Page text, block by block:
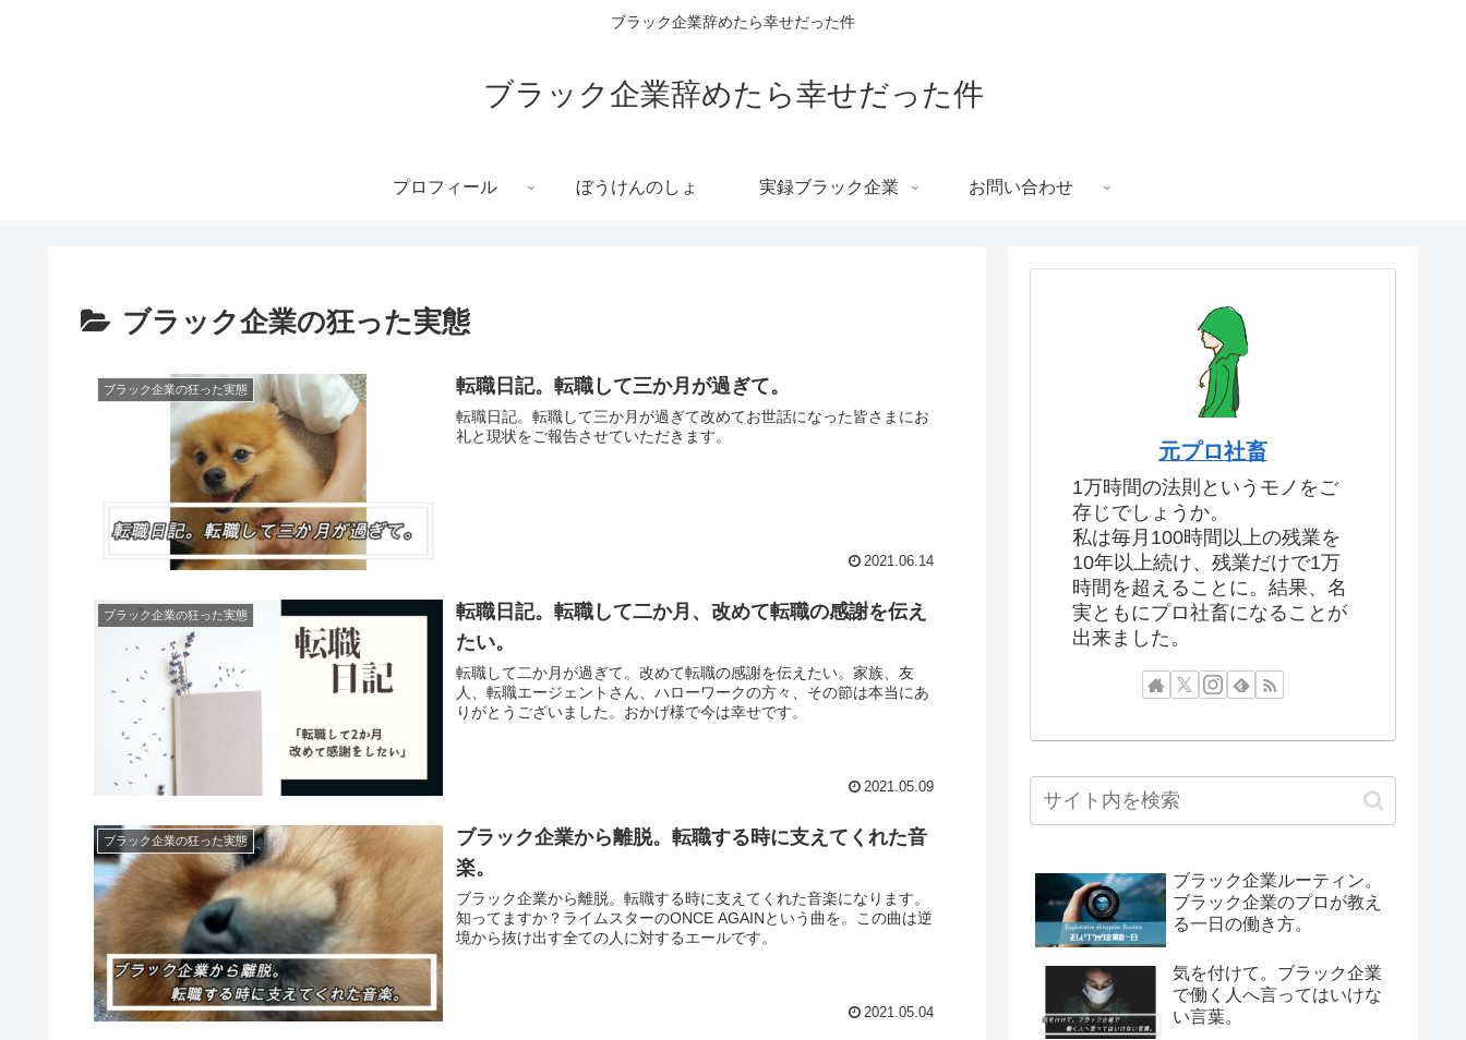
ブラック企業辞めたら幸せだった件
ブラック企業辞めたら幸せだった件
プロフィール ぼうけんのしょ 実録ブラック企業 お問い合わせ
ブラック企業の狂った実態
ブラック企業の狂った実態 転職日記。転職して三か月が過ぎて。
転職日記。転職して三か月が過ぎて改めてお世話になった皆さまにお
礼と現状をご報告させていただきます。
2021.06.14
ブラック企業の狂った実態
転職日記。転職して二か月、改めて転職の感謝を伝え
たい。
転職して二か月が過ぎて。改めて転職の感謝を伝えたい。家族、友
人、転職エージェントさん、ハローワークの方々、その節は本当にあ
りがとうございました。おかげ様で今は幸せです。
2021.05.09
ブラック企業の狂った実態
ブラック企業から離脱。転職する時に支えてくれた音
楽。
ブラック企業から離脱。転職する時に支えてくれた音楽になります。
知ってますか？ライムスターのONCE AGAINという曲を。この曲は逆
境から抜け出す全ての人に対するエールです。
2021.05.04
元プロ社畜
1万時間の法則というモノをご
存じでしょうか。
私は毎月100時間以上の残業を
10年以上続け、残業だけで1万
時間を超えることに。結果、名
実ともにプロ社畜になることが
出来ました。
ブラック企業ルーティン。
ブラック企業のプロが教え
る一日の働き方。
気を付けて。ブラック企業
で働く人へ言ってはいけな
い言葉。